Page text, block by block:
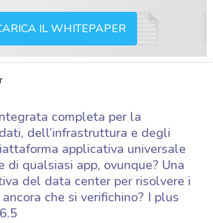
IL WHITEPAPER
completa per la
dell’infrastruttura e degli
applicativa universale
di qualsiasi app, ovunque? Una
del data center per risolvere i
che si verifichino? I plus